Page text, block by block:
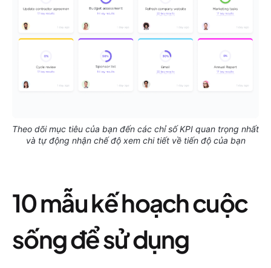
Theo dõi mục tiêu của bạn đến các chỉ số KPI quan trọng nhất
và tự động nhận chế độ xem chi tiết về tiến độ của bạn
10 mẫu kế hoạch cuộc
sống để sử dụng